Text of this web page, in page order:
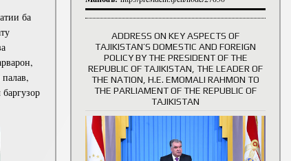
ба
ADDRESS ON KEY ASPECTS OF
TAJIKISTAN’S DOMESTIC AND FOREIGN
POLICY BY THE PRESIDENT OF THE
REPUBLIC OF TAJIKISTAN, THE LEADER OF
THE NATION, H.E. EMOMALI RAHMON TO
THE PARLIAMENT OF THE REPUBLIC OF
TAJIKISTAN